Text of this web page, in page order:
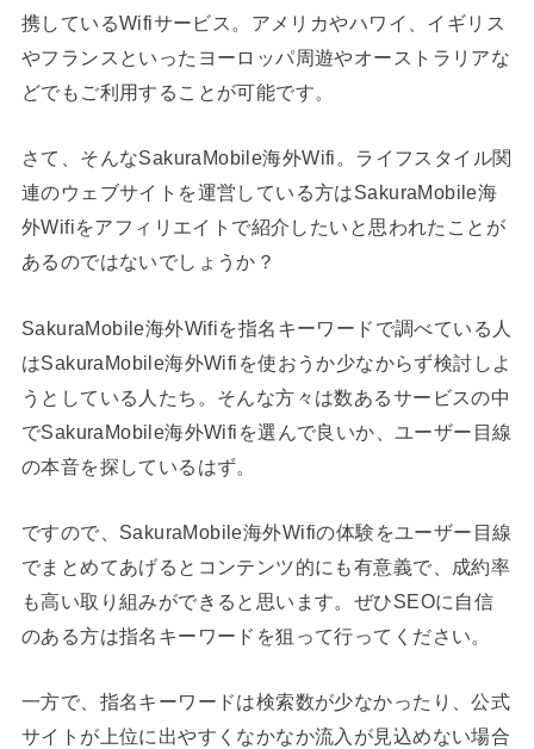
携しているWifiサービス。アメリカやハワイ、イギリス
やフランスといったヨーロッパ周遊やオーストラリアな
どでもご利用することが可能です。
さて、そんなSakuraMobile海外Wifi。ライフスタイル関
連のウェブサイトを運営している方はSakuraMobile海
外Wifiをアフィリエイトで紹介したいと思われたことが
あるのではないでしょうか？
SakuraMobile海外Wifiを指名キーワードで調べている人
はSakuraMobile海外Wifiを使おうか少なからず検討しよ
うとしている人たち。そんな方々は数あるサービスの中
でSakuraMobile海外Wifiを選んで良いか、ユーザー目線
の本音を探しているはず。
ですので、SakuraMobile海外Wifiの体験をユーザー目線
でまとめてあげるとコンテンツ的にも有意義で、成約率
も高い取り組みができると思います。ぜひSEOに自信
のある方は指名キーワードを狙って行ってください。
一方で、指名キーワードは検索数が少なかったり、公式
サイトが上位に出やすくなかなか流入が見込めない場合